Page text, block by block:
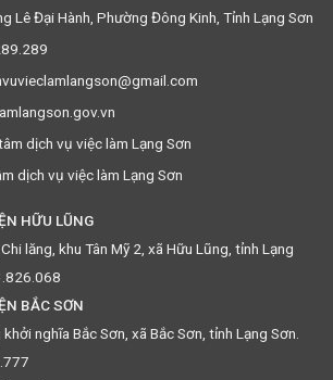
Lê Đại Hành, Phường Đông Kinh, Tỉnh Lạng Sơn
dịch vụ việc làm Lạng Sơn
dịch vụ việc làm Lạng Sơn
HỮU LŨNG
lăng, khu Tân Mỹ 2, xã Hữu Lũng, tỉnh Lạng
BẮC SƠN
nghĩa Bắc Sơn, xã Bắc Sơn, tỉnh Lạng Sơn.